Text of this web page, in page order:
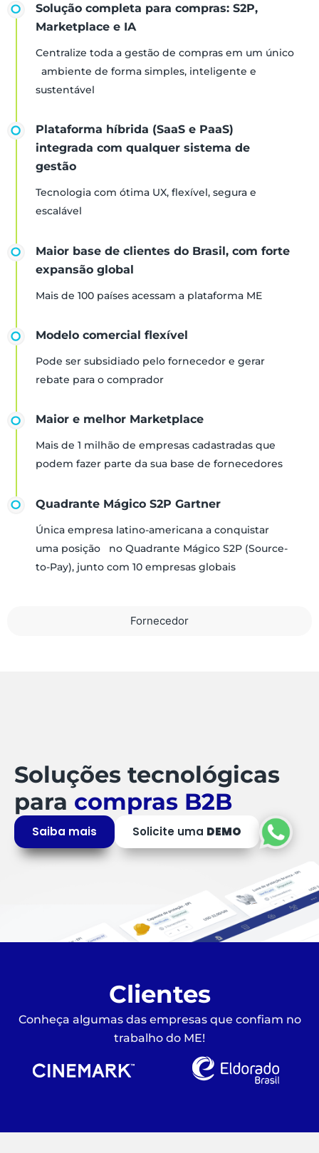
Fornecedor
Solução completa para compras: S2P,
Marketplace e IA
Centralize toda a gestão de compras em um único
ambiente de forma simples, inteligente e
sustentável
Plataforma híbrida (SaaS e PaaS)
integrada com qualquer sistema de
gestão
Tecnologia com ótima UX, flexível, segura e
escalável
Maior base de clientes do Brasil, com forte
expansão global
Mais de 100 países acessam a plataforma ME
Modelo comercial flexível
Pode ser subsidiado pelo fornecedor e gerar
rebate para o comprador
Maior e melhor Marketplace
Mais de 1 milhão de empresas cadastradas que
podem fazer parte da sua base de fornecedores
Quadrante Mágico S2P Gartner
Única empresa latino-americana a conquistar
uma posição no Quadrante Mágico S2P (Source-
to-Pay), junto com 10 empresas globais
Soluções tecnológicas
para compras B2B
Saiba mais Solicite uma DEMO
Clientes
Conheça algumas das empresas que confiam no
trabalho do ME!